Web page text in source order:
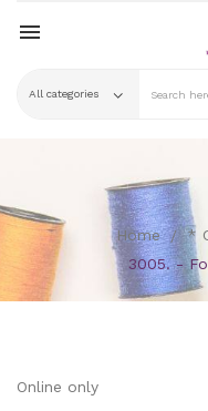

Home
*
3005. -
Online only